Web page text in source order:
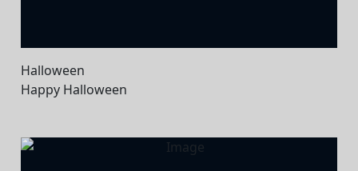
Halloween
Happy Halloween